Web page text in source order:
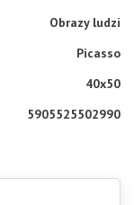
Obrazy ludzi
Picasso
40x50
5905525502990